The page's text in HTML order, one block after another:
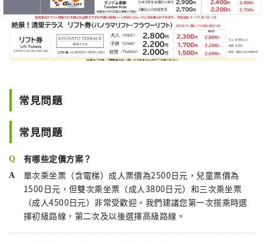
常見問題
常見問題
有哪些定價方案？
單次乘坐票（含電梯）成人票價為2500日元，兒童票價為
1500日元，但雙次乘坐票（成人3800日元）和三次乘坐票
（成人4500日元）非常受歡迎。我們建議您第一次搭乘時選
擇初級路線，第二次及以後選擇高級路線。